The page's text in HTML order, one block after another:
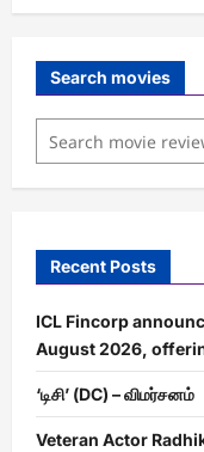
Search movies
Recent Posts
ICL Fincorp
August 2026,
‘டிசி’ (DC) – விமர்சனம்
Veteran Actor